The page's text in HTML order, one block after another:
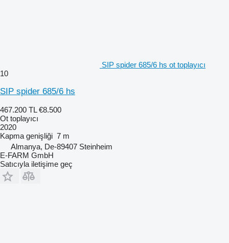
SIP spider 685/6 hs ot toplayıcı
10
SIP spider 685/6 hs
467.200 TL €8.500
Ot toplayıcı
2020
Kapma genişliği 7 m
Almanya, De-89407 Steinheim
E-FARM GmbH
Satıcıyla iletişime geç